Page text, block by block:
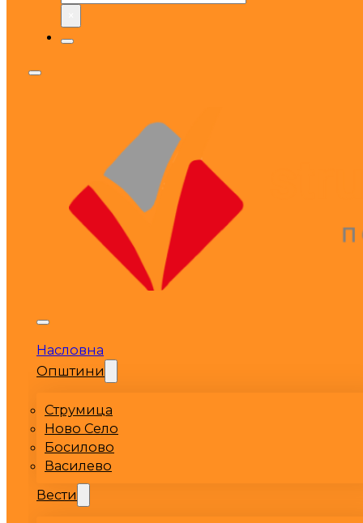
Насловна
Општини
Струмица
Ново Село
Босилово
Василево
Вести